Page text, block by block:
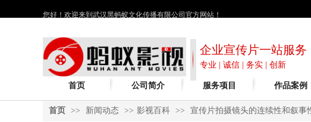
企业宣传片一站服务
专业 | 诚信 | 务实 | 创新
您好！欢迎来到武汉黑蚂蚁文化传播有限公司官方网站！
首页 公司简介 服务项目 作品案例
首页 >> 新闻动态 >> 影视百科 >> 宣传片拍摄镜头的连续性和叙事